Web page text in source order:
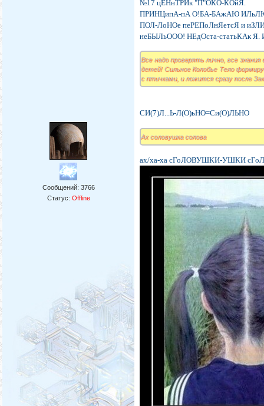
Сообщений: 3766
Статус: Offline
№17 цЕНнТРИк "П"ОКО-КОйЯ.
ПРИНЦипА-пА О!БА-БАжАЮ
ПОЛ-ЛоНОе пеРЕПоЛнЯетсЯ и
неБЫЛьООО! НЕдОста-статьКАк Я.
Все надо проверять лично, все
детей! Сильное Колобье Тело
с птичками, и ложится сразу после
СИ(7)Л...Ь-Л(О)ьНО=Си(О)ЛЬНО
Ах соловушка солова
ах/ха-ха сГоЛОВУШКИ-УШКИ